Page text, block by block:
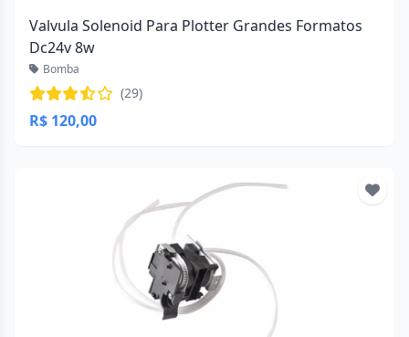
Valvula Solenoid Para Plotter Grandes Formatos
Dc24v 8w
Bomba
(29)
R$ 120,00